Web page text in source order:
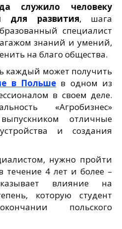
служило человеку
для развития, шага
специалист
знаний и умений,
на благо общества.
каждый может получить
в Польше в одном из
в своем деле.
«Агробизнес»
отличные
и создания
нужно пройти
4 лет и более –
влияние на
которую студент
польского